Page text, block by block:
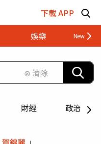
下載 APP
娛樂 財經
⊗ 清除
財經 政治